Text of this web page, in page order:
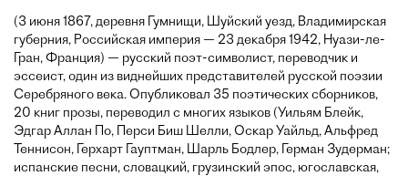
(3 июня 1867, деревня Гумнищи, Шуйский уезд, Владимирская
губерния, Российская империя — 23 декабря 1942, Нуази-ле-
Гран, Франция) — русский поэт-символист, переводчик и
эссеист, один из виднейших представителей русской поэзии
Серебряного века. Опубликовал 35 поэтических сборников,
20 книг прозы, переводил с многих языков (Уильям Блейк,
Эдгар Аллан По, Перси Биш Шелли, Оскар Уайльд, Альфред
Теннисон, Герхарт Гауптман, Шарль Бодлер, Герман Зудерман;
испанские песни, словацкий, грузинский эпос, югославская,